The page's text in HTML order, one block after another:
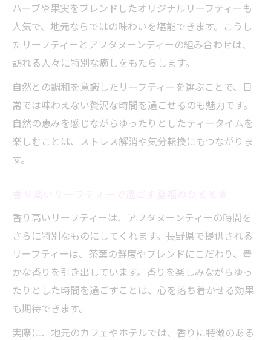
ハーブや果実をブレンドしたオリジナルリーフティーも
人気で、地元ならではの味わいを堪能できます。こうし
たリーフティーとアフタヌーンティーの組み合わせは、
訪れる人々に特別な癒しをもたらします。
自然との調和を意識したリーフティーを選ぶことで、日
常では味わえない贅沢な時間を過ごせるのも魅力です。
自然の恵みを感じながらゆったりとしたティータイムを
楽しむことは、ストレス解消や気分転換にもつながりま
す。
香り高いリーフティーは、アフタヌーンティーの時間を
さらに特別なものにしてくれます。長野県で提供される
リーフティーは、茶葉の鮮度やブレンドにこだわり、豊
かな香りを引き出しています。香りを楽しみながらゆっ
たりとした時間を過ごすことは、心を落ち着かせる効果
も期待できます。
実際に、地元のカフェやホテルでは、香りに特徴のある